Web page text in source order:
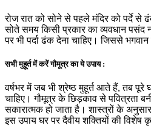
रोज रात को सोने से पहले मंदिर को पर्दे से
सोते समय किसी प्रकार का व्यवधान पसंद
पर भी पर्दा ढंक देना चाहिए। जिससे भगवान
सभी मुहूर्त में करें गौमूत्र का ये उपाय :
वर्षभर में जब भी श्रेष्ठ मुहूर्त आते हैं, तब पूरे
चाहिए। गौमूत्र के छिड़काव से पवित्रता
सकारात्मक हो जाता है। शास्त्रों के
इस उपाय घर पर दैवीय शक्तियों की विशेष